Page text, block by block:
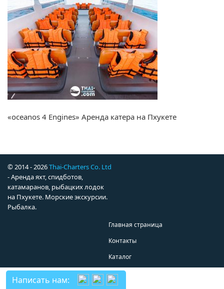
«oceanos 4 Engines» Аренда катера на Пхукете
© 2014 - 2026Thai-Charters Co. Ltd
- Аренда яхт, спидботов,
катамаранов, рыбацких лодок
на Пхукете. Морские экскурсии.
Рыбалка.
Главная страница
Контакты
Каталог
Написать нам: